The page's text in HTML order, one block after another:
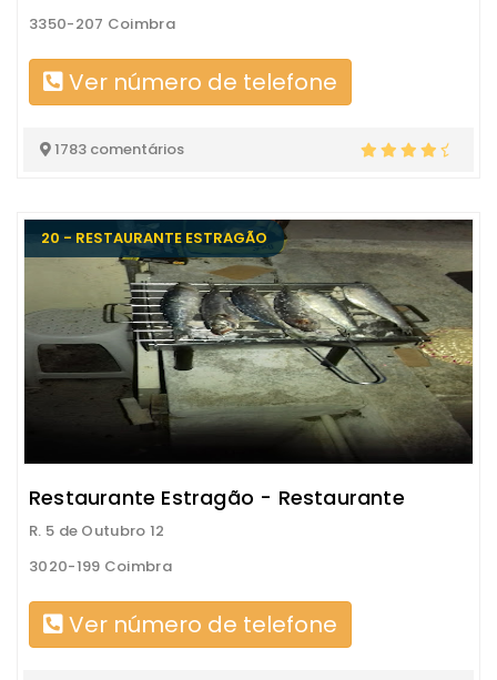
3350-207 Coimbra
Ver número de telefone
1783 comentários
20 - RESTAURANTE ESTRAGÃO
Restaurante Estragão - Restaurante
R. 5 de Outubro 12
3020-199 Coimbra
Ver número de telefone